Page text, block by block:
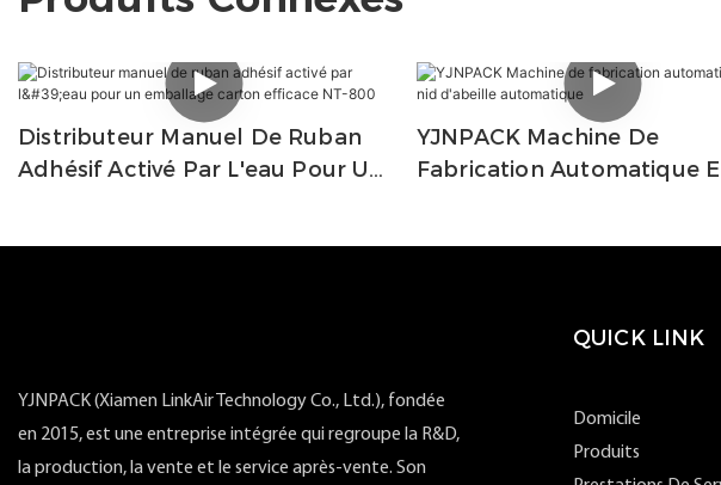
Distributeur Manuel De Ruban
Adhésif Activé Par L'eau Pour Un
YJNPACK Machine De
Fabrication Automatique
YJNPACK (Xiamen LinkAir Technology Co., Ltd.), fondée
en 2015, est une entreprise intégrée qui regroupe la R&D,
la production, la vente et le service après-vente. Son
QUICK LINK
Domicile
Produits